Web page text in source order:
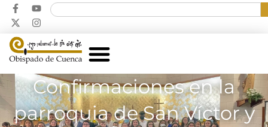
Confirmaciones en la
parroquia de San Víctor y